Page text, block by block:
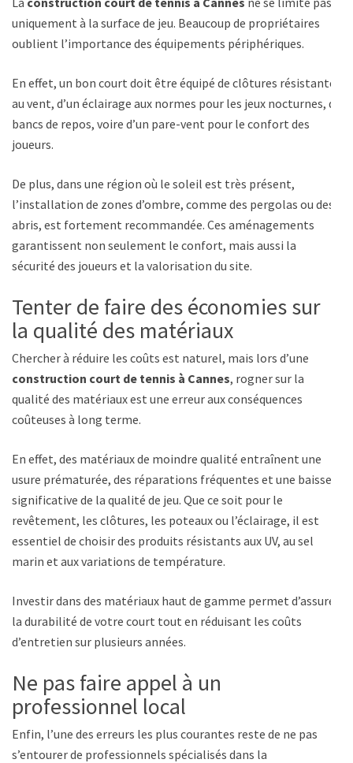
uniquement à la surface de jeu. Beaucoup de propriétaires
oublient l’importance des équipements périphériques.
En effet, un bon court doit être équipé de clôtures résistantes
au vent, d’un éclairage aux normes pour les jeux nocturnes, de
bancs de repos, voire d’un pare-vent pour le confort des
joueurs.
De plus, dans une région où le soleil est très présent,
l’installation de zones d’ombre, comme des pergolas ou des
abris, est fortement recommandée. Ces aménagements
garantissent non seulement le confort, mais aussi la
sécurité des joueurs et la valorisation du site.
Tenter de faire des économies sur
la qualité des matériaux
Chercher à réduire les coûts est naturel, mais lors d’une
construction court de tennis à Cannes, rogner sur la
qualité des matériaux est une erreur aux conséquences
coûteuses à long terme.
En effet, des matériaux de moindre qualité entraînent une
usure prématurée, des réparations fréquentes et une baisse
significative de la qualité de jeu. Que ce soit pour le
revêtement, les clôtures, les poteaux ou l’éclairage, il est
essentiel de choisir des produits résistants aux UV, au sel
marin et aux variations de température.
Investir dans des matériaux haut de gamme permet d’assurer
la durabilité de votre court tout en réduisant les coûts
d’entretien sur plusieurs années.
Ne pas faire appel à un
professionnel local
Enfin, l’une des erreurs les plus courantes reste de ne pas
s’entourer de professionnels spécialisés dans la